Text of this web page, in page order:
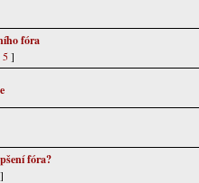
fóra
5]
fóra?
]